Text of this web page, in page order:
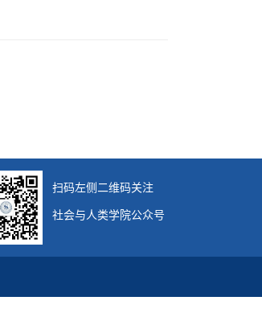
扫码左侧二维码关注
社会与人类学院公众号